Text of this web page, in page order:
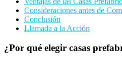
Consideraciones antes de
Conclusión
Llamada a la Acción
¿Por qué elegir casas